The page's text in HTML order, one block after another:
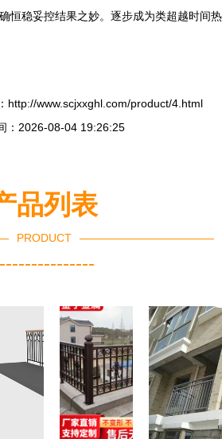
恒稳妥控结果之妙。逐步成为类超越时间热
http://www.scjxxghl.com/product/4.html
：2026-08-04 19:26:25
品列表
PRODUCT